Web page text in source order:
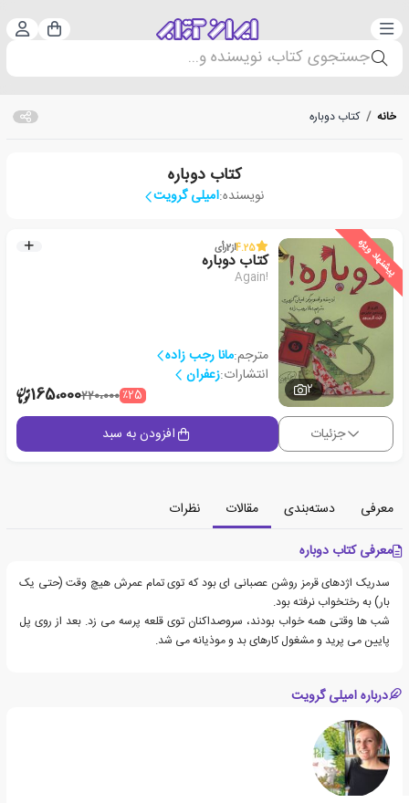
دسته‌بندی سبد
جستجوی کتاب، نویسنده و...
خانه / کتاب دوباره
کتاب دوباره
نویسنده:امیلی گرویت
پیشنهاد ویژه
2
4.25از2رأی
کتاب دوباره
Again!
مترجم:مانا رجب زاده
انتشارات:زعفران
٪25220،000165،000
جزئیات افزودن به سبد
معرفی دسته‌بندی مقالات
نظرات
معرفی کتاب دوباره
سدریک اژدهای قرمز روشن عصبانی ای بود که توی تمام عمرش هیچ وقت (حتی یک
بار) به رختخواب نرفته بود.
شب ها وقتی همه خواب بودند، سروصداکنان توی قلعه پرسه می زد. بعد از روی پل
پایین می پرید و مشغول کارهای بد و موذیانه می شد.
درباره امیلی گرویت